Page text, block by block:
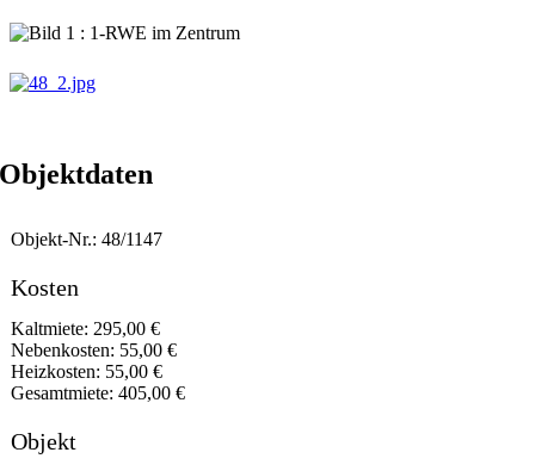
Objektdaten
Objekt-Nr.: 48/1147
Kosten
Kaltmiete: 295,00 €
Nebenkosten: 55,00 €
Heizkosten: 55,00 €
Gesamtmiete: 405,00 €
Objekt